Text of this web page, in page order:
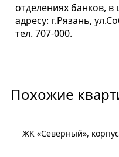
отделениях банков,
адресу: г.Рязань,
тел. 707-000.
Похожие
ЖК «Северный»,